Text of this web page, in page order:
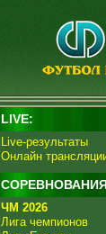
LIVE:
Live-результаты
Онлайн
ЧМ 2026
Лига чемпионов